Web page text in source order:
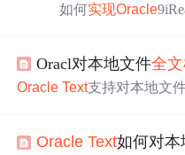
如何实现Oracle
Oracl对本地文件全
Oracle Text支持对本地文
并且将索引存储在oracle
Oracle Text如何对本